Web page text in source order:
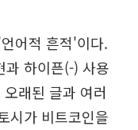
어적 흔적'이다.
과 하이픈(-) 사용
래된 글과 여러
시가 비트코인을